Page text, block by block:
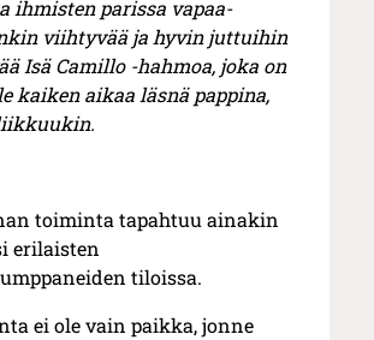
ihmisten parissa vapaa-
viihtyvää ja hyvin juttuihin
Isä Camillo -hahmoa, joka on
kaiken aikaa läsnä pappina,
toiminta tapahtuu ainakin
erilaisten
tiloissa.
ei ole vain paikka, jonne